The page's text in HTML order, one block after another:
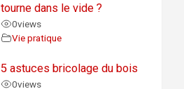
tourne dans le vide ?
0views
Vie pratique
5 astuces bricolage du bois
0views